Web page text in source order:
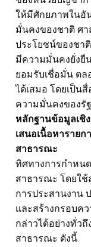
ให้มีศักยภาพในอั
มั่นคงของชาติ ศ
ประโยชน์ของชา
มีความมั่นคงยั่งยื
ยอมรับเชื่อมั่น ต
ได้เสมอ โดยเป็น
ความมั่นคงของรั
หลักฐานข้อมูลเชิ
เสนอเนื้อหาราย
สาธารณะ
ทิศทางการกำหน
สาธารณะ โดยใช้
การประสานงาน
และสร้างกรอบค
กล่าวได้อย่างทั่ว
สาธารณะ ดังนี้